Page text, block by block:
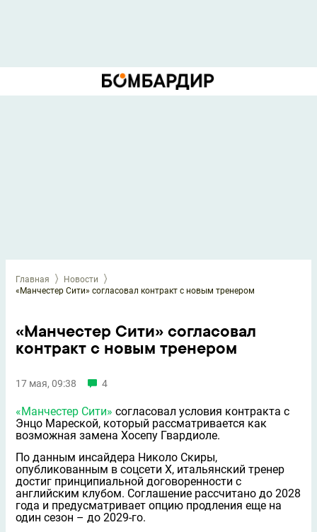
Главная
Новости
«Манчестер Сити» согласовал контракт с новым тренером
«Манчестер Сити» согласовал
контракт с новым тренером
17 мая, 09:38 4
«Манчестер Сити» согласовал условия контракта с
Энцо Мареской, который рассматривается как
возможная замена Хосепу Гвардиоле.
По данным инсайдера Николо Скиры,
опубликованным в соцсети Х, итальянский тренер
достиг принципиальной договорeнности с
английским клубом. Соглашение рассчитано до 2028
года и предусматривает опцию продления ещe на
один сезон – до 2029-го.